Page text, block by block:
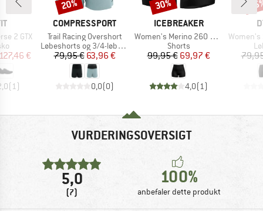
2 GTX
pris
€
(1)
MÆRKE
COMPRESSPORT
Artikel
Trail Racing Overshort
Produktgruppe
Løbeshorts og 3/4-løbetights
Pris
79,95 €Nedsat pris
63,96 €
0,0(0)
20%
MÆRKE
ICEBREAKER
Artikel
Women's Merino 260 Zoneknit Seamless 4'' Shorts
Produktgruppe
Shorts
Pris
99,95 €Nedsat pris
69,97 €
4,0(1)
30%
Artikel
Women's
VURDERINGSOVERSIGT
5,0
(7)
100%
anbefaler dette produkt